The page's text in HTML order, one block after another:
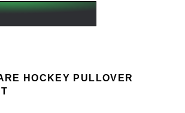
HOCKEY PULLOVER